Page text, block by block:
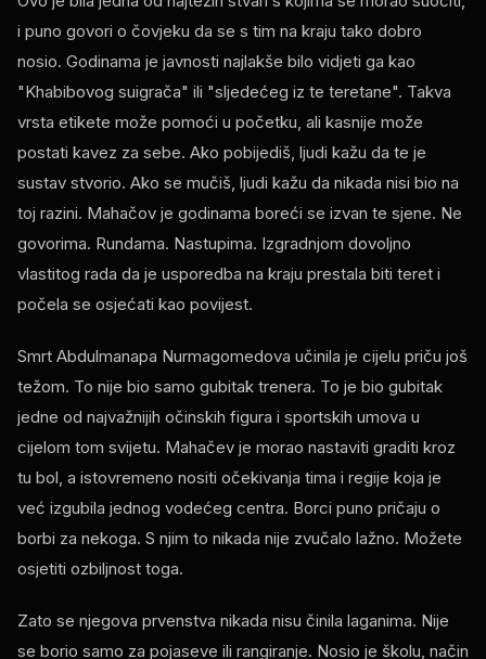
i puno govori o čovjeku da se s tim na kraju tako dobro
nosio. Godinama je javnosti najlakše bilo vidjeti ga kao
"Khabibovog suigrača" ili "sljedećeg iz te teretane". Takva
vrsta etikete može pomoći u početku, ali kasnije može
postati kavez za sebe. Ako pobijediš, ljudi kažu da te je
sustav stvorio. Ako se mučiš, ljudi kažu da nikada nisi bio na
toj razini. Mahačov je godinama boreći se izvan te sjene. Ne
govorima. Rundama. Nastupima. Izgradnjom dovoljno
vlastitog rada da je usporedba na kraju prestala biti teret i
počela se osjećati kao povijest.
Smrt Abdulmanapa Nurmagomedova učinila je cijelu priču još
težom. To nije bio samo gubitak trenera. To je bio gubitak
jedne od najvažnijih očinskih figura i sportskih umova u
cijelom tom svijetu. Mahačev je morao nastaviti graditi kroz
tu bol, a istovremeno nositi očekivanja tima i regije koja je
već izgubila jednog vodećeg centra. Borci puno pričaju o
borbi za nekoga. S njim to nikada nije zvučalo lažno. Možete
osjetiti ozbiljnost toga.
Zato se njegova prvenstva nikada nisu činila laganima. Nije
se borio samo za pojaseve ili rangiranje. Nosio je školu, način